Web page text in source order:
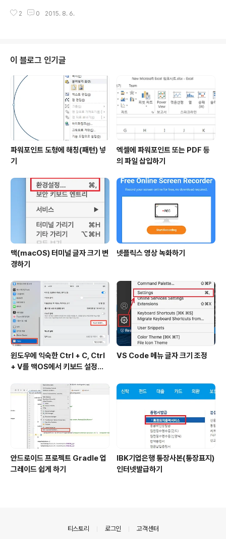
유용합니다. 1. 메소드에 커서를 이동하고, Alt + F7 단추
2 0 2015. 8. 6.
이 블로그 인기글
파워포인트 도형에 해칭(패턴) 넣
기
엑셀에 파워포인트 또는 PDF 등
의 파일 삽입하기
맥(macOS) 터미널 글자 크기 변
경하기
넷플릭스 영상 녹화하기
윈도우에 익숙한 Ctrl + C, Ctrl
+ V를 맥OS에서 키보드 설정하
VS Code 메뉴 글자 크기 조정
안드로이드 프로젝트 Gradle 업
그레이드 쉽게 하기
IBK기업은행 통장사본(통장표지)
인터넷발급하기
티스토리 로그인 고객센터